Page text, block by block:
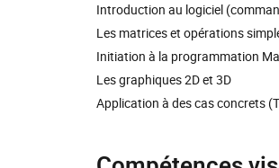
Introduction au logiciel
Les matrices et opérations
Initiation à la programmation
Les graphiques 2D et 3D
Application à des cas concrets